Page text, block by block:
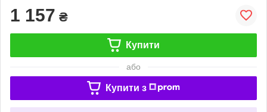
1 157 ₴
Купити
або
Купити з